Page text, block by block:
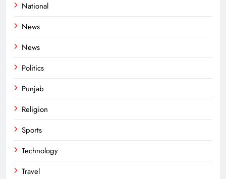
National
News
News
Politics
Punjab
Religion
Sports
Technology
Travel